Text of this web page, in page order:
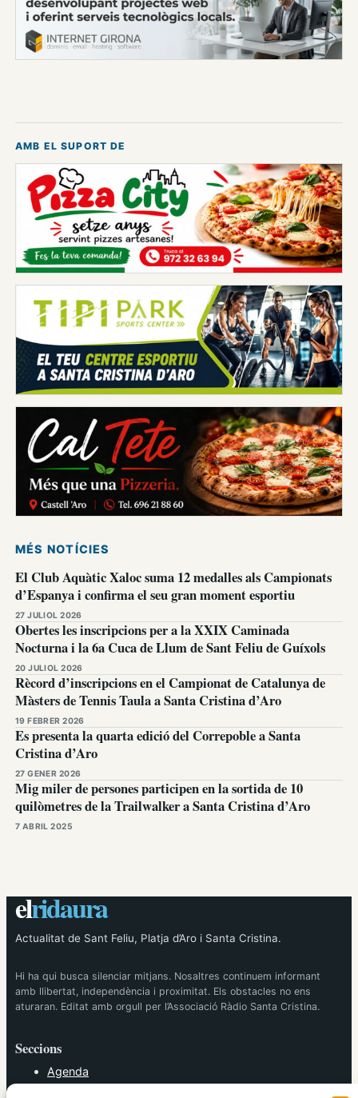
AMB EL SUPORT DE
MÉS NOTÍCIES
El Club Aquàtic Xaloc suma 12 medalles als Campionats
d’Espanya i confirma el seu gran moment esportiu
27 JULIOL 2026
Obertes les inscripcions per a la XXIX Caminada
Nocturna i la 6a Cuca de Llum de Sant Feliu de Guíxols
20 JULIOL 2026
Rècord d’inscripcions en el Campionat de Catalunya de
Màsters de Tennis Taula a Santa Cristina d’Aro
19 FEBRER 2026
Es presenta la quarta edició del Correpoble a Santa
Cristina d’Aro
27 GENER 2026
Mig miler de persones participen en la sortida de 10
quilòmetres de la Trailwalker a Santa Cristina d’Aro
7 ABRIL 2025
elridaura
Actualitat de Sant Feliu, Platja d’Aro i Santa Cristina.
Hi ha qui busca silenciar mitjans. Nosaltres continuem informant
amb llibertat, independència i proximitat. Els obstacles no ens
aturaran. Editat amb orgull per l’Associació Ràdio Santa Cristina.
Seccions
Agenda